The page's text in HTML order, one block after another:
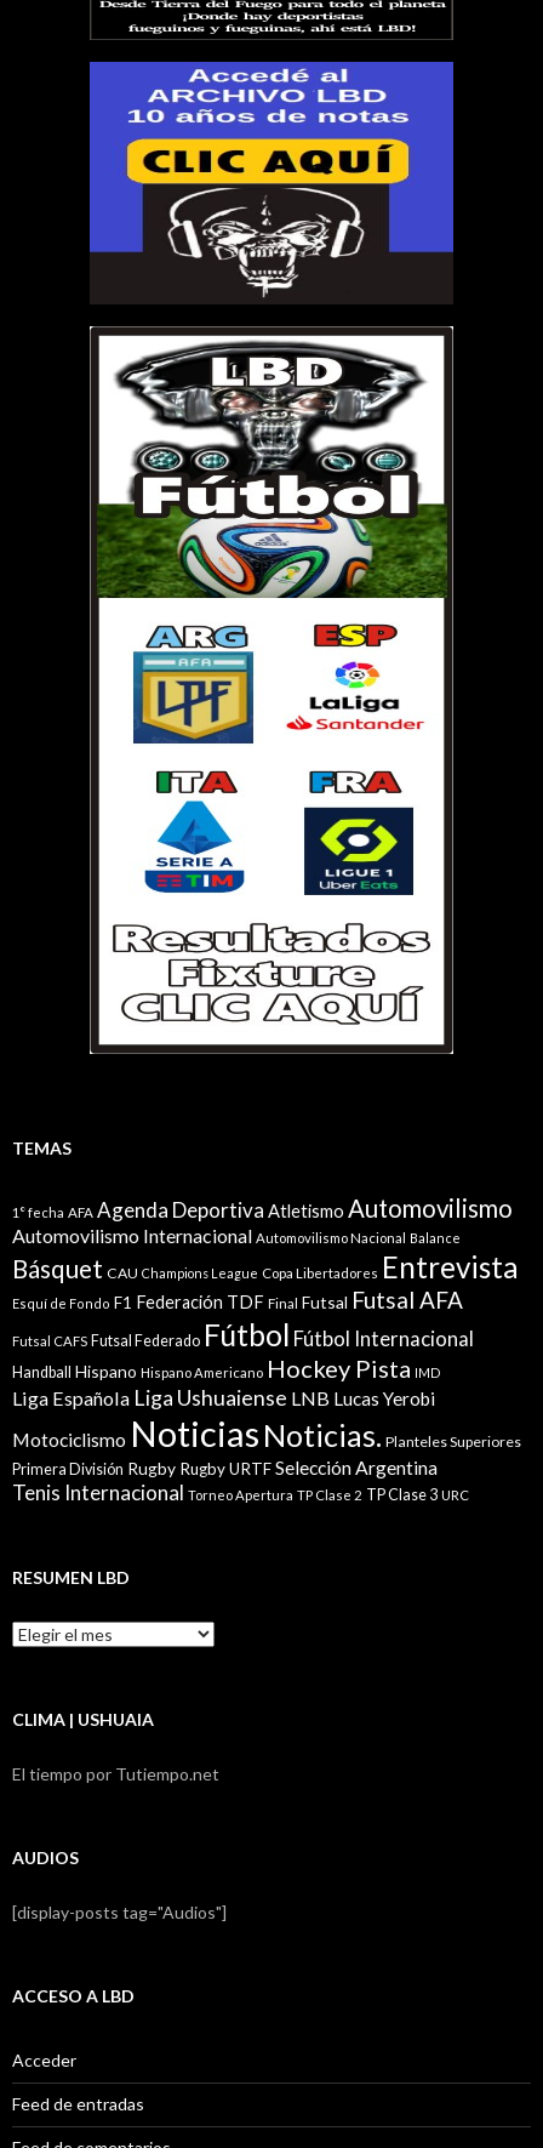
TEMAS
1° fecha AFA Agenda Deportiva Atletismo Automovilismo
Automovilismo Internacional Automovilismo Nacional Balance
Básquet CAU Champions League Copa Libertadores Entrevista
Esquí de Fondo F1 Federación TDF Final Futsal Futsal AFA
Futsal CAFS Futsal Federado Fútbol Fútbol Internacional
Handball Hispano Hispano Americano Hockey Pista IMD
Liga Española Liga Ushuaiense LNB Lucas Yerobi
Motociclismo Noticias Noticias. Planteles Superiores
Primera División Rugby Rugby URTFSelección Argentina
Tenis Internacional Torneo Apertura TP Clase 2 TP Clase 3 URC
RESUMEN LBD
Resumen
LBD
CLIMA | USHUAIA
El tiempo por Tutiempo.net
AUDIOS
[display-posts tag="Audios"]
ACCESO A LBD
Acceder
Feed de entradas